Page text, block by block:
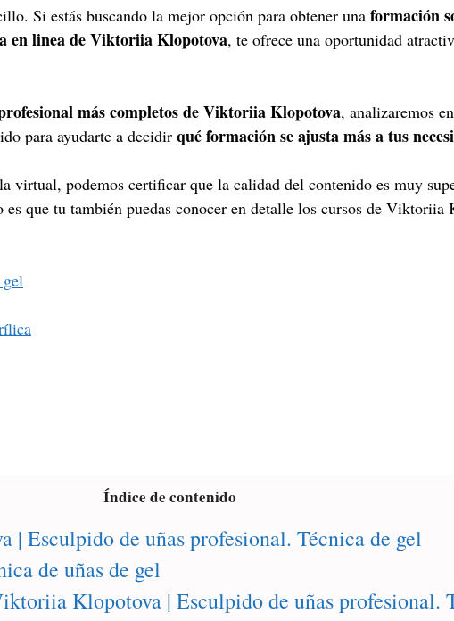
Si estás buscando la mejor opción para obtener una formación
en linea de Viktoriia Klopotova, te ofrece una oportunidad
más completos de Viktoriia Klopotova, analizaremos
para ayudarte a decidir qué formación se ajusta más a tus
virtual, podemos certificar que la calidad del contenido es muy
que tu también puedas conocer en detalle los cursos de Viktoriia
Índice de contenido
Esculpido de uñas profesional. Técnica de gel
de uñas de gel
Klopotova | Esculpido de uñas profesional.